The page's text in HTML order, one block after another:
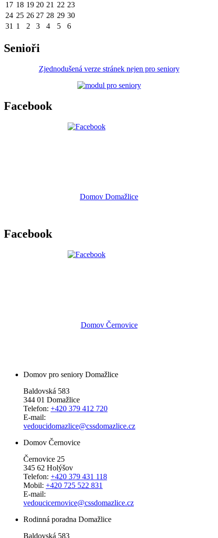
17 18 19 20 21 22 23
24 25 26 27 28 29 30
31 1 2 3 4 5 6
Senioři
Zjednodušená verze stránek nejen pro seniory
Facebook
Domov Domažlice
Facebook
Domov Černovice
Domov pro seniory Domažlice
Baldovská 583
344 01 Domažlice
Telefon: +420 379 412 720
E-mail:
vedoucidomazlice@cssdomazlice.cz
Domov Černovice
Černovice 25
345 62 Holýšov
Telefon: +420 379 431 118
Mobil: +420 725 522 831
E-mail:
vedoucicernovice@cssdomazlice.cz
Rodinná poradna Domažlice
Baldovská 583